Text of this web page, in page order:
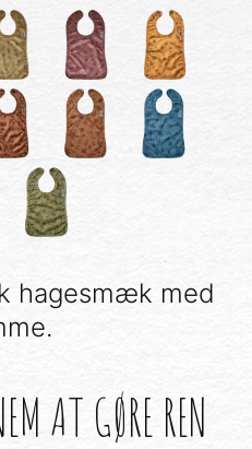
hagesmæk med
AT GØRE REN